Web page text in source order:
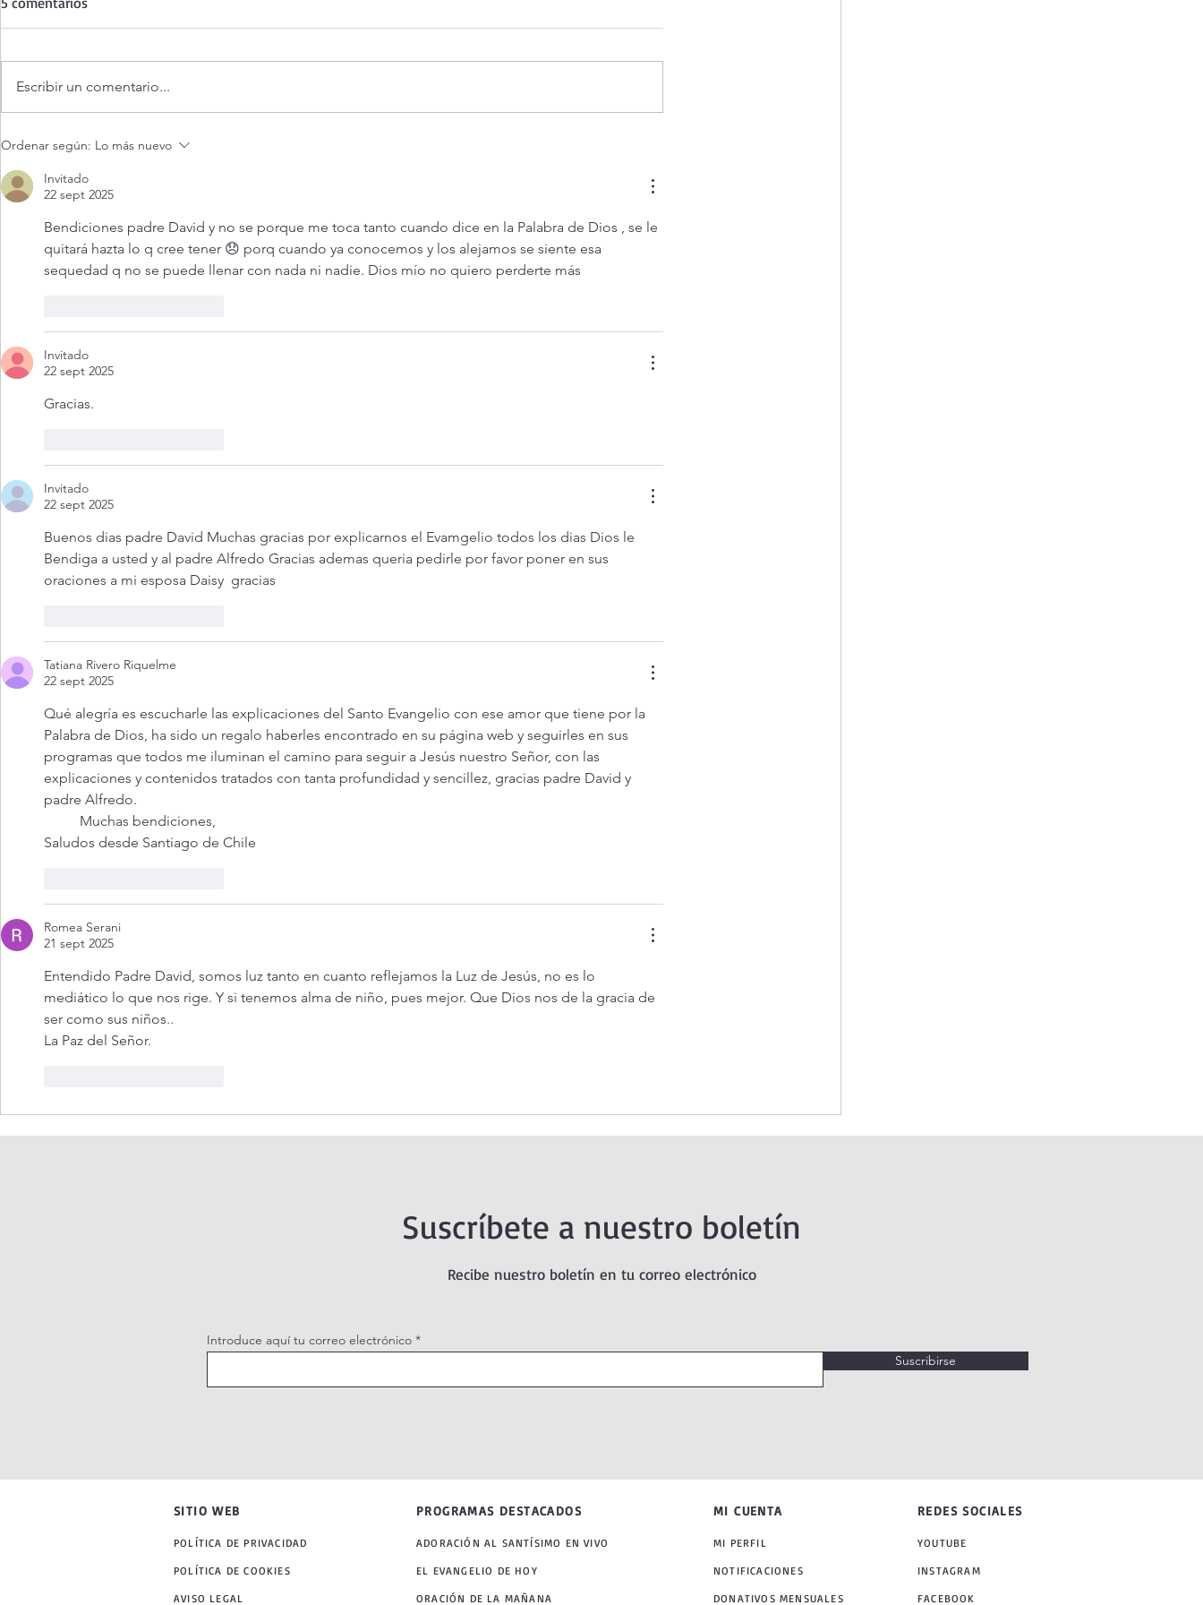
¡3 motivos para la
Escribir un comentario...
Ordenar según: Lo más nuevo
Invitado
22 sept 2025
Bendiciones padre David y no se porque me toca tanto cuando dice en la Palabra de Dios , se le
quitará hazta lo q cree tener 😞 porq cuando ya conocemos y los alejamos se siente esa
sequedad q no se puede llenar con nada ni nadie. Dios mío no quiero perderte más
Invitado
22 sept 2025
Gracias.
Invitado
22 sept 2025
Buenos dias padre David Muchas gracias por explicarnos el Evamgelio todos los dias Dios le
Bendiga a usted y al padre Alfredo Gracias ademas queria pedirle por favor poner en sus
oraciones a mi esposa Daisy  gracias
Tatiana Rivero Riquelme
22 sept 2025
Qué alegría es escucharle las explicaciones del Santo Evangelio con ese amor que tiene por la
Palabra de Dios, ha sido un regalo haberles encontrado en su página web y seguirles en sus
programas que todos me iluminan el camino para seguir a Jesús nuestro Señor, con las
explicaciones y contenidos tratados con tanta profundidad y sencillez, gracias padre David y
padre Alfredo.
          Muchas bendiciones,
Saludos desde Santiago de Chile
Romea Serani
21 sept 2025
Entendido Padre David, somos luz tanto en cuanto reflejamos la Luz de Jesús, no es lo
mediático lo que nos rige. Y si tenemos alma de niño, pues mejor. Que Dios nos de la gracia de
ser como sus niños..
La Paz del Señor.
Suscríbete a nuestro boletín
Recibe nuestro boletín en tu correo electrónico
Introduce aquí tu correo electrónico
Suscribirse
SITIO WEB
POLÍTICA DE PRIVACIDAD
POLÍTICA DE COOKIES
AVISO LEGAL
PROGRAMAS DESTACADOS
ADORACIÓN AL SANTÍSIMO EN VIVO
EL EVANGELIO DE HOY
ORACIÓN DE LA MAÑANA
MI CUENTA
MI PERFIL
NOTIFICACIONES
DONATIVOS MENSUALES
REDES SOCIALES
YOUTUBE
INSTAGRAM
FACEBOOK